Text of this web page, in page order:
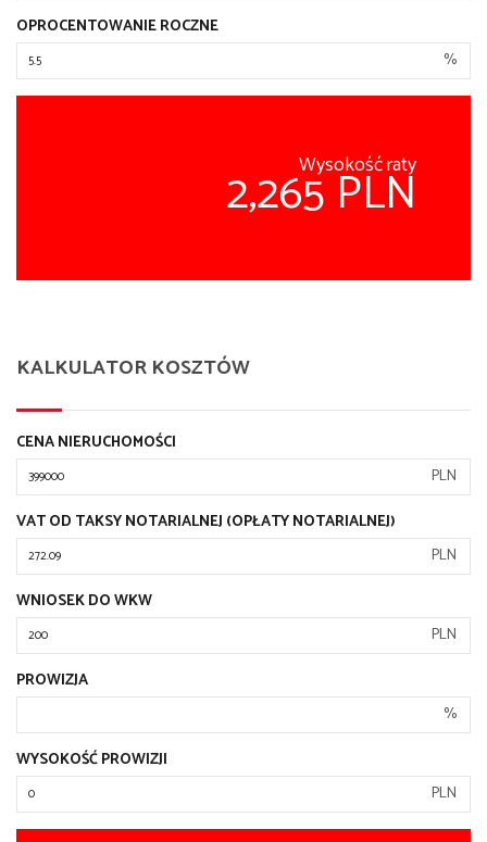
OPROCENTOWANIE ROCZNE
%
Wysokość raty
2,265 PLN
KALKULATOR KOSZTÓW
CENA NIERUCHOMOŚCI
PLN
VAT OD TAKSY NOTARIALNEJ (OPŁATY NOTARIALNEJ)
PLN
WNIOSEK DO WKW
PLN
PROWIZJA
%
WYSOKOŚĆ PROWIZJI
PLN